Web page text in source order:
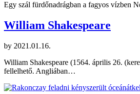
Egy szál fürdőnadrágban a fagyos vízben
William Shakespeare
by 2021.01.16.
William Shakespeare (1564. április 26.
fellelhető. Angliában…